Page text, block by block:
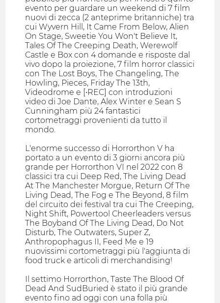
evento per guardare un weekend di 7 film
nuovi di zecca (2 anteprime britanniche) tra
cui Wyvern Hill, It Came From Below, Alien
On Stage, Sweetie You Won't Believe It,
Tales Of The Creeping Death, Werewolf
Castle e Box con 4 domande e risposte dal
vivo dopo la proiezione, 7 film horror classici
con The Lost Boys, The Changeling, The
Howling, Pieces, Friday The 13th,
Videodrome e [•REC] con introduzioni
video di Joe Dante, Alex Winter e Sean S
Cunningham più 24 fantastici
cortometraggi provenienti da tutto il
mondo.
L'enorme successo di Horrorthon V ha
portato a un evento di 3 giorni ancora più
grande per Horrorthon VI nel 2022 con 8
classici tra cui Deep Red, The Living Dead
At The Manchester Morgue, Return Of The
Living Dead, The Fog e The Beyond, 8 film
del circuito dei festival tra cui The Creeping,
Night Shift, Powertool Cheerleaders versus
The Boyband Of The Living Dead, Do Not
Disturb, The Outwaters, Super Z,
Anthropophagus II, Feed Me e 19
nuovissimi cortometraggi più l'aggiunta di
food truck e articoli di merchandising!
Il settimo Horrorthon, Taste The Blood Of
Dead And SudBuried è stato il più grande
evento fino ad oggi con una folla più